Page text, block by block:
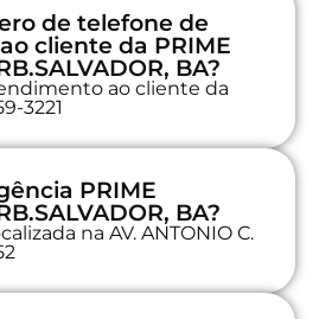
de telefone de
cliente da PRIME
BA?
ao cliente da
3221
PRIME
BA?
na AV. ANTONIO C.